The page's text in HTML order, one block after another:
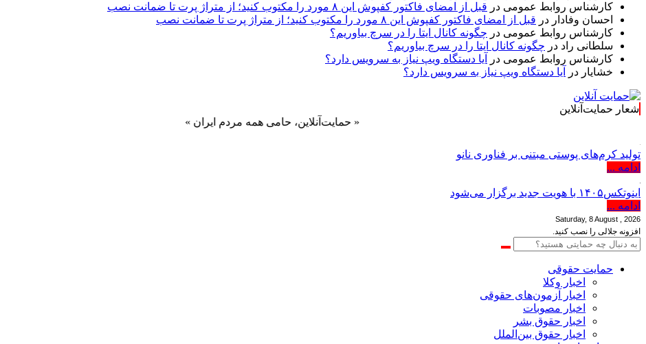
کارشناس روابط عمومی در قبل از امضای فاکتور کفپوش این ۸ مورد را مکتوب کنید؛ از متراژ پرت تا ضمانت نصب
احسان وفادار در قبل از امضای فاکتور کفپوش این ۸ مورد را مکتوب کنید؛ از متراژ پرت تا ضمانت نصب
کارشناس روابط عمومی در چگونه کانال ایتا را در سرچ بیاوریم؟
سلطانی راد در چگونه کانال ایتا را در سرچ بیاوریم؟
کارشناس روابط عمومی در
آیا دستگاه ویپ نیاز به سرویس دارد؟
خشایار در آیا دستگاه ویپ نیاز به سرویس دارد؟
شعار حمایت‌آنلاین
« حمایت‌آنلاین، حامی همه مردم ایران »
تولید کرم‌های پوستی مبتنی بر فناوری نانو
ادامه ...
اینوتکس۱۴۰۵ با هویت جدید برگزار می‌شود
ادامه ...
Saturday, 8 August , 2026
افزونه جلالی را نصب کنید.
حمایت حقوقی
اخبار وکلا
اخبار آزمون‌های حقوقی
اخبار مصوبات
اخبار حقوق بشر
اخبار حقوق بین‌الملل